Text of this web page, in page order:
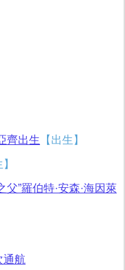
齊出生 【出生】
”羅伯特·安森·海因萊
通航